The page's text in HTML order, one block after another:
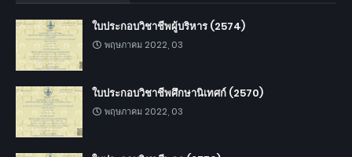
ใบประกอบวิชาชีพผู้บริหาร (2574)
พฤษภาคม 2022, 03
ใบประกอบวิชาชีพศึกษานิเทศก์ (2570)
พฤษภาคม 2022, 03